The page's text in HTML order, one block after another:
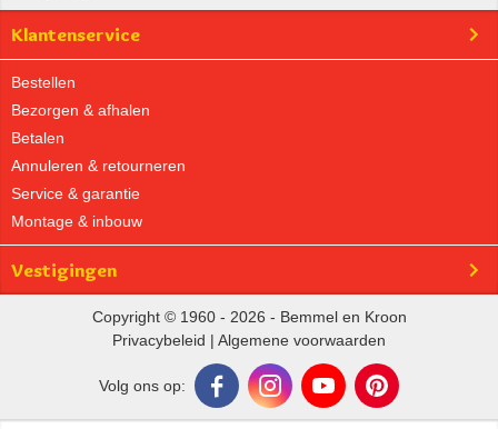
Klantenservice
Bestellen
Bezorgen & afhalen
Betalen
Annuleren & retourneren
Service & garantie
Montage & inbouw
Vestigingen
Copyright © 1960 - 2026 - Bemmel en Kroon
Privacybeleid | Algemene voorwaarden
Volg ons op: